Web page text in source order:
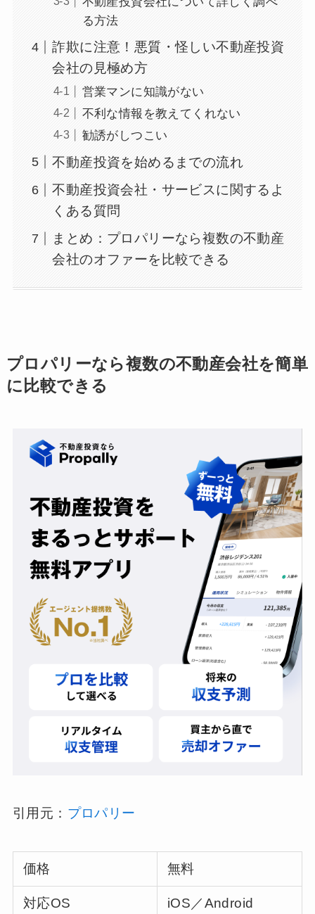
る方法
詐欺に注意！悪質・怪しい不動産投資
会社の見極め方
営業マンに知識がない
不利な情報を教えてくれない
勧誘がしつこい
不動産投資を始めるまでの流れ
不動産投資会社・サービスに関するよ
くある質問
まとめ：プロパリーなら複数の不動産
会社のオファーを比較できる
プロパリーなら複数の不動産会社を簡単
に比較できる
引用元： プロパリー
価格 無料
対応OS iOS／Android